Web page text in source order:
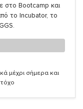
στο Bootcamp και
το Incubator, το
μέχρι σήμερα και